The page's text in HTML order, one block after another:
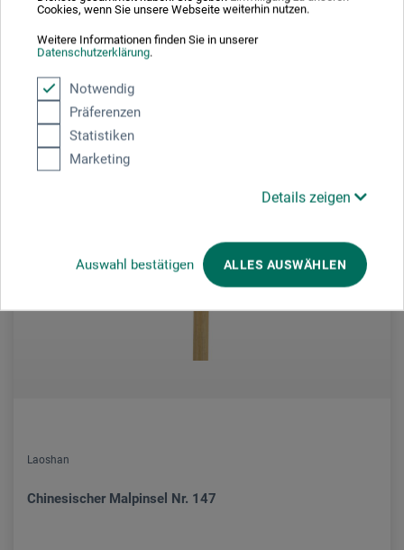
Cookies, wenn Sie unsere Webseite weiterhin nutzen.
Weitere Informationen finden Sie in unserer
Datenschutzerklärung.
Notwendig
Präferenzen
Statistiken
Marketing
Details zeigen
Auswahl bestätigen ALLES AUSWÄHLEN
EUR
zzgl. Versandkosten
Laoshan
Chinesischer Malpinsel Nr. 147